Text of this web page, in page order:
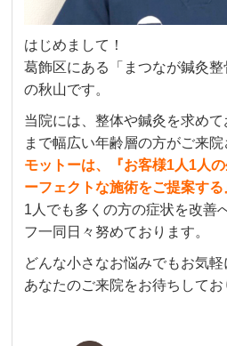
はじめまして！
葛飾区にある「まつなが鍼灸
の秋山です。
当院には、整体や鍼灸を求め
まで幅広い年齢層の方がご来院
モットーは、『お客様1人1人
ーフェクトな施術をご提案する
1人でも多くの方の症状を改善
フ一同日々努めております。
どんな小さなお悩みでもお気軽
あなたのご来院をお待ちしてお